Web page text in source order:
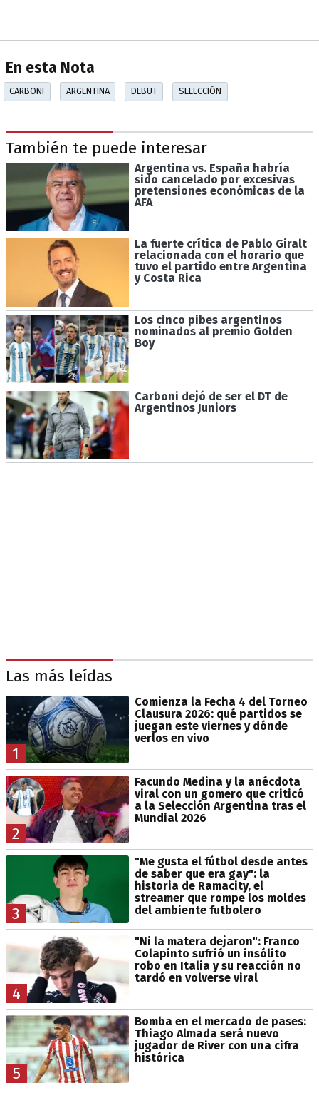
En esta Nota
CARBONI ARGENTINA DEBUT SELECCIÓN
También te puede interesar
Argentina vs. España habría
sido cancelado por excesivas
pretensiones económicas de la
AFA
La fuerte crítica de Pablo Giralt
relacionada con el horario que
tuvo el partido entre Argentina
y Costa Rica
Los cinco pibes argentinos
nominados al premio Golden
Boy
Carboni dejó de ser el DT de
Argentinos Juniors
Las más leídas
1
Comienza la Fecha 4 del Torneo
Clausura 2026: qué partidos se
juegan este viernes y dónde
verlos en vivo
2
Facundo Medina y la anécdota
viral con un gomero que criticó
a la Selección Argentina tras el
Mundial 2026
3
"Me gusta el fútbol desde antes
de saber que era gay": la
historia de Ramacity, el
streamer que rompe los moldes
del ambiente futbolero
4
"Ni la matera dejaron": Franco
Colapinto sufrió un insólito
robo en Italia y su reacción no
tardó en volverse viral
5
Bomba en el mercado de pases:
Thiago Almada será nuevo
jugador de River con una cifra
histórica